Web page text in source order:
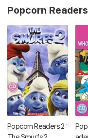
Popcorn
Popcorn Readers 2 :